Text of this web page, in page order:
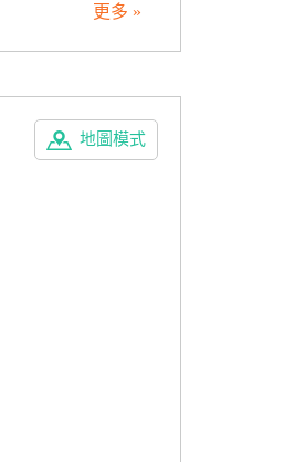
更多 »
地圖模式